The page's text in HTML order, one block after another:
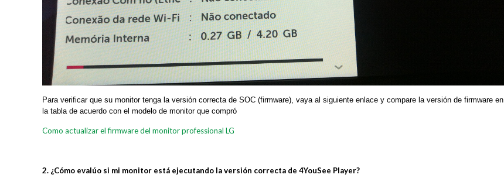
Para verificar que su monitor tenga la versión correcta de SOC (firmware), vaya al siguiente enlace y compare la versión de firmware en
la tabla de acuerdo con el modelo de monitor que compró
Como actualizar el firmware del monitor professional LG
2. ¿Cómo evalúo si mi monitor está ejecutando la versión correcta de 4YouSee Player?